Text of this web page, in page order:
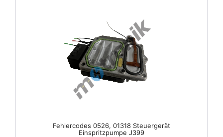
Fehlercodes 0526, 01318 Steuergerät
Einspritzpumpe J399